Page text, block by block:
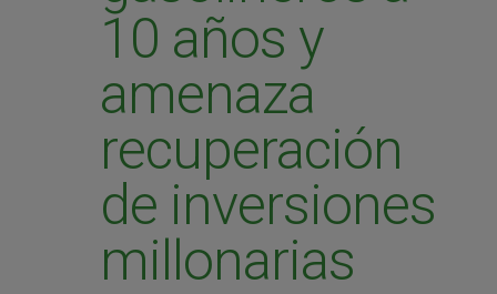
10 años y
amenaza
recuperación
de inversiones
millonarias